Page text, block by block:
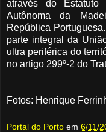
através do Estatuto
Autônoma da
República
parte integral da
ultra periférica do
no artigo 299º-2 do
Fotos: Henrique
Portal do Porto em 6/11/